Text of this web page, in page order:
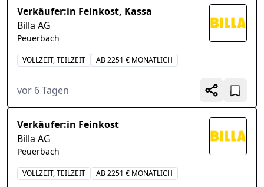
Verkäufer:in Feinkost, Kassa
Billa AG
Peuerbach
VOLLZEIT, TEILZEIT AB 2251 € MONATLICH
vor 6 Tagen
Verkäufer:in Feinkost
Billa AG
Peuerbach
VOLLZEIT, TEILZEIT AB 2251 € MONATLICH